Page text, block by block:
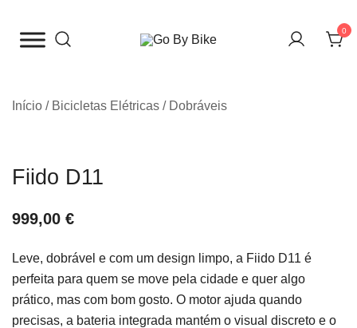
para
0
Início / Bicicletas Elétricas / Dobráveis
Fiido D11
999,00 €
Leve, dobrável e com um design limpo, a Fiido D11 é
perfeita para quem se move pela cidade e quer algo
prático, mas com bom gosto. O motor ajuda quando
precisas, a bateria integrada mantém o visual discreto e o